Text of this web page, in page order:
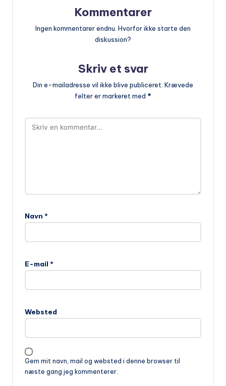
Kommentarer
Ingen kommentarer endnu. Hvorfor ikke starte den
diskussion?
Skriv et svar
Din e-mailadresse vil ikke blive publiceret. Krævede
felter er markeret med *
Navn *
E-mail *
Websted
Gem mit navn, mail og websted i denne browser til
næste gang jeg kommenterer.